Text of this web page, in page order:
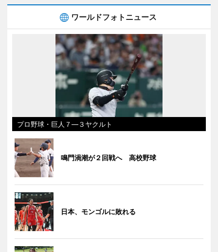
ワールドフォトニュース
プロ野球・巨人７―３ヤクルト
鳴門渦潮が２回戦へ 高校野球
日本、モンゴルに敗れる